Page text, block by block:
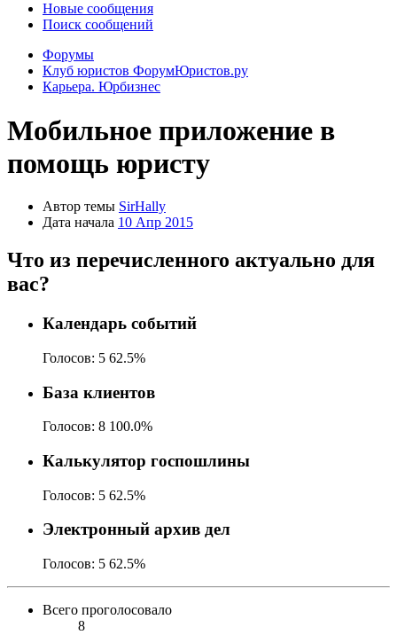
Новые сообщения
Поиск сообщений
Форумы
Клуб юристов ФорумЮристов.ру
Карьера. Юрбизнес
Мобильное приложение в
помощь юристу
Автор темы SirHally
Дата начала 10 Апр 2015
Что из перечисленного актуально для
вас?
Календарь событий
Голосов: 5 62.5%
База клиентов
Голосов: 8 100.0%
Калькулятор госпошлины
Голосов: 5 62.5%
Электронный архив дел
Голосов: 5 62.5%
Всего проголосовало
8